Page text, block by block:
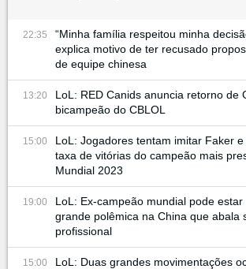
22:35
“Minha família respeitou minha
explica motivo de ter recusado
de equipe chinesa
13:20
LoL: RED Canids anuncia retorno de
bicampeão do CBLOL
15:00
LoL: Jogadores tentam imitar Faker
taxa de vitórias do campeão mais
Mundial 2023
19:00
LoL: Ex-campeão mundial pode estar
grande polêmica na China que abala
profissional
15:00
LoL: Duas grandes movimentações